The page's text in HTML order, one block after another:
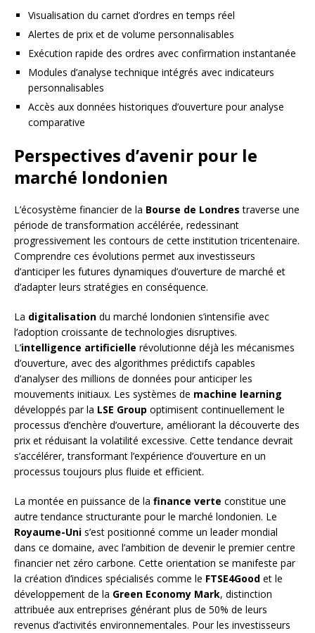
Visualisation du carnet d’ordres en temps réel
Alertes de prix et de volume personnalisables
Exécution rapide des ordres avec confirmation instantanée
Modules d’analyse technique intégrés avec indicateurs
personnalisables
Accès aux données historiques d’ouverture pour analyse
comparative
Perspectives d’avenir pour le
marché londonien
L’écosystème financier de la Bourse de Londres traverse une
période de transformation accélérée, redessinant
progressivement les contours de cette institution tricentenaire.
Comprendre ces évolutions permet aux investisseurs
d’anticiper les futures dynamiques d’ouverture de marché et
d’adapter leurs stratégies en conséquence.
La digitalisation du marché londonien s’intensifie avec
l’adoption croissante de technologies disruptives.
L’intelligence artificielle révolutionne déjà les mécanismes
d’ouverture, avec des algorithmes prédictifs capables
d’analyser des millions de données pour anticiper les
mouvements initiaux. Les systèmes de machine learning
développés par la LSE Group optimisent continuellement le
processus d’enchère d’ouverture, améliorant la découverte des
prix et réduisant la volatilité excessive. Cette tendance devrait
s’accélérer, transformant l’expérience d’ouverture en un
processus toujours plus fluide et efficient.
La montée en puissance de la finance verte constitue une
autre tendance structurante pour le marché londonien. Le
Royaume-Uni s’est positionné comme un leader mondial
dans ce domaine, avec l’ambition de devenir le premier centre
financier net zéro carbone. Cette orientation se manifeste par
la création d’indices spécialisés comme le FTSE4Good et le
développement de la Green Economy Mark, distinction
attribuée aux entreprises générant plus de 50% de leurs
revenus d’activités environnementales. Pour les investisseurs